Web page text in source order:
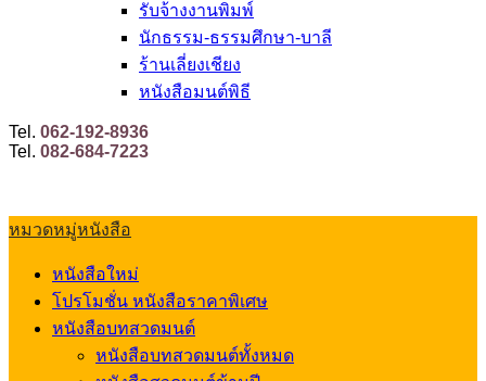
รับจ้างงานพิมพ์
นักธรรม-ธรรมศึกษา-บาลี
ร้านเลี่ยงเชียง
หนังสือมนต์พิธี
Tel. 062-192-8936
Tel. 082-684-7223
หมวดหมู่หนังสือ
หนังสือใหม่
โปรโมชั่น หนังสือราคาพิเศษ
หนังสือบทสวดมนต์
หนังสือบทสวดมนต์ทั้งหมด